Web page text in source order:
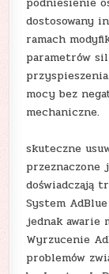
dostosowany
ramach
parametrów
mocy bez
mechaniczne.
skuteczne
przeznaczone
doświadczają
System
jednak awarie
Wyrzucenie
problemów